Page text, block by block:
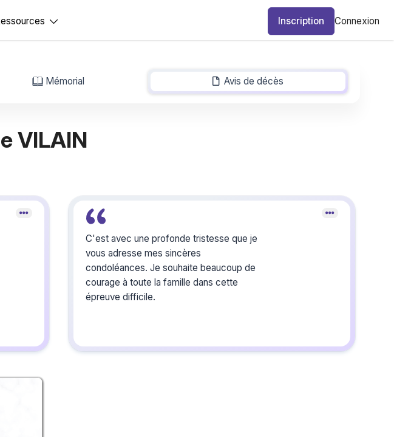
Inscription Connexion
Mémorial Avis de décès
-
VILAIN
C'est avec une profonde tristesse que je
vous adresse mes sincères
condoléances. Je souhaite beaucoup de
courage à toute la famille dans cette
épreuve difficile.